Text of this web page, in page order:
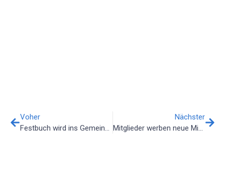
Voher
Festbuch wird ins Gemeindearchiv übergeben
Nächster
Mitglieder werben neue Mitglieder